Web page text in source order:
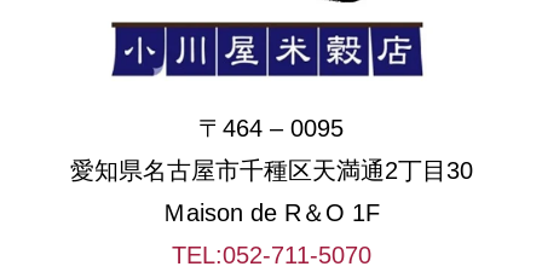
〒464 – 0095
愛知県名古屋市千種区天満通2丁目30
Ｍaison de R＆O 1F
TEL:052-711-5070